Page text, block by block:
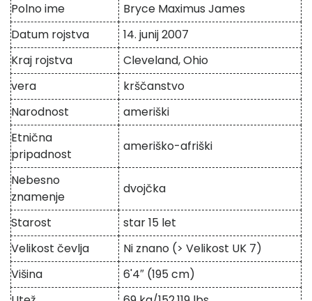
Polno ime
Bryce Maximus James
Datum rojstva
14. junij 2007
Kraj rojstva
Cleveland, Ohio
vera
krščanstvo
Narodnost
ameriški
Etnična
pripadnost
ameriško-afriški
Nebesno
znamenje
dvojčka
Starost
star 15 let
Velikost čevlja
Ni znano (> Velikost UK 7)
Višina
6'4″ (195 cm)